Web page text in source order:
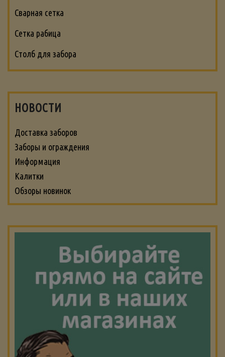
Сварная сетка
Сетка рабица
Столб для забора
НОВОСТИ
Доставка заборов
Заборы и ограждения
Информация
Калитки
Обзоры новинок